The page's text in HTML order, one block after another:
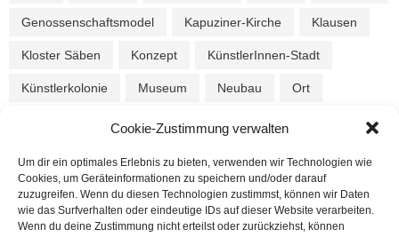
Cookie-Zustimmung verwalten
Um dir ein optimales Erlebnis zu bieten, verwenden wir Technologien wie
Cookies, um Geräteinformationen zu speichern und/oder darauf
zuzugreifen. Wenn du diesen Technologien zustimmst, können wir Daten
wie das Surfverhalten oder eindeutige IDs auf dieser Website verarbeiten.
Wenn du deine Zustimmung nicht erteilst oder zurückziehst, können
Genossenschaftsmodel Kapuziner-Kirche Klausen
Kloster Säben Konzept KünstlerInnen-Stadt
Künstlerkolonie Museum Neubau Ort
Schindergries
zeitgemäß